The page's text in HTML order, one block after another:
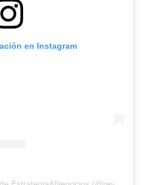
en Instagram